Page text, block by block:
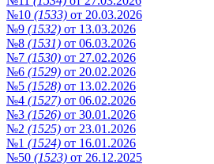
№10 (1533) от 20.03.2026
№9 (1532) от 13.03.2026
№8 (1531) от 06.03.2026
№7 (1530) от 27.02.2026
№6 (1529) от 20.02.2026
№5 (1528) от 13.02.2026
№4 (1527) от 06.02.2026
№3 (1526) от 30.01.2026
№2 (1525) от 23.01.2026
№1 (1524) от 16.01.2026
№50 (1523) от 26.12.2025